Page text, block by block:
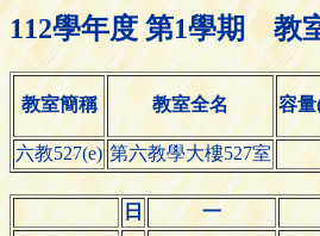
112學年度 第1學期 教
教室簡稱 教室全名 容量
六教527(e) 第六教學大樓527室
日 一